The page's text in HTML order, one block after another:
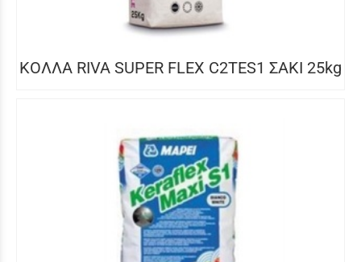
ΚΟΛΛΑ RIVA SUPER FLEX C2TES1 ΣΑΚΙ 25kg